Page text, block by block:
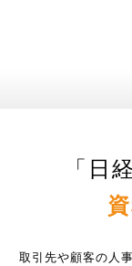
「日
取引先や顧客の人